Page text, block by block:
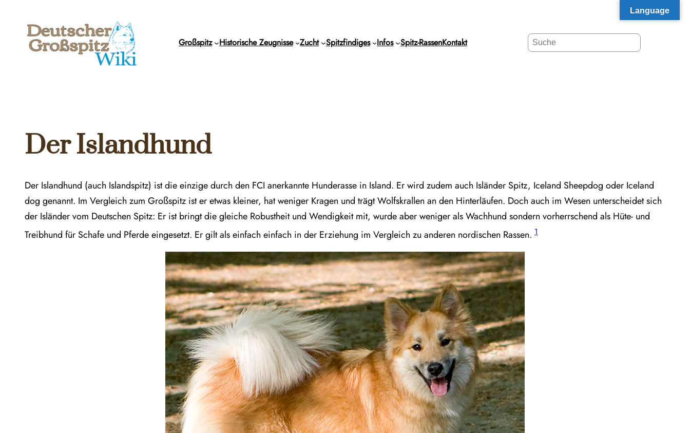
Inhalt
springen
Großspitz Historische Zeugnisse Zucht Spitzfindiges Infos Spitz-RassenKontakt
S
e
Der Islandhund
Der Islandhund (auch Islandspitz) ist die einzige durch den FCI anerkannte Hunderasse in Island. Er wird zudem auch Isländer Spitz, Iceland Sheepdog oder Iceland
dog genannt. Im Vergleich zum Großspitz ist er etwas kleiner, hat weniger Kragen und trägt Wolfskrallen an den Hinterläufen. Doch auch im Wesen unterscheidet sich
der Isländer vom Deutschen Spitz: Er ist bringt die gleiche Robustheit und Wendigkeit mit, wurde aber weniger als Wachhund sondern vorherrschend als Hüte- und
Treibhund für Schafe und Pferde eingesetzt. Er gilt als einfach einfach in der Erziehung im Vergleich zu anderen nordischen Rassen. 1
Language